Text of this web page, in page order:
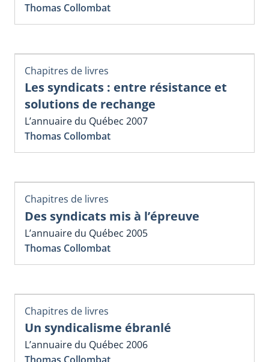
Thomas Collombat
Chapitres de livres
Les syndicats : entre résistance et
solutions de rechange
L’annuaire du Québec 2007
Thomas Collombat
Chapitres de livres
Des syndicats mis à l’épreuve
L’annuaire du Québec 2005
Thomas Collombat
Chapitres de livres
Un syndicalisme ébranlé
L’annuaire du Québec 2006